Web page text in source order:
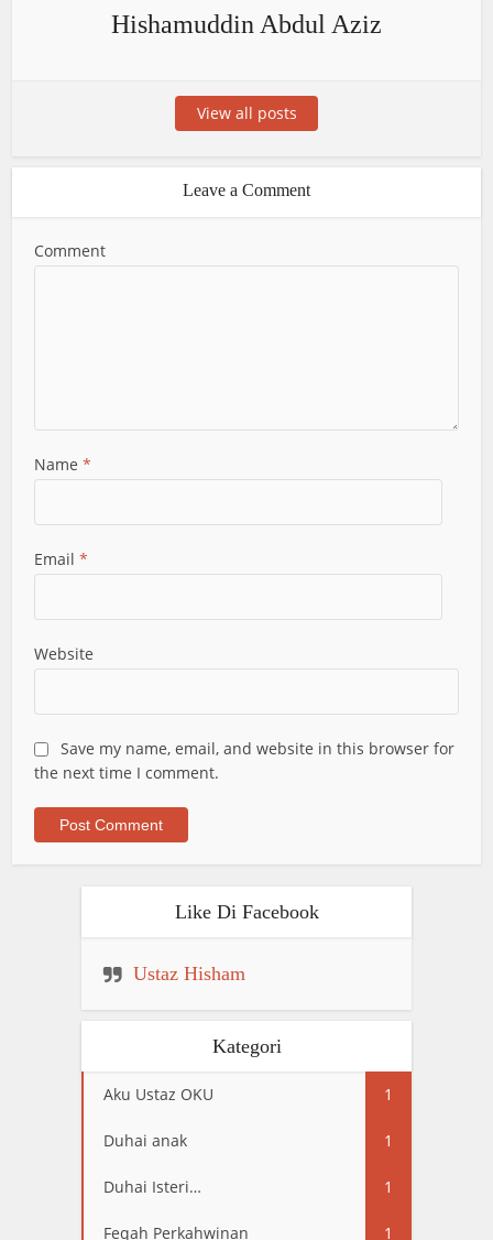
Hishamuddin Abdul Aziz
View all posts
Leave a Comment
Comment
Name*
Email*
Website
Save my name, email, and website in this browser for
the next time I comment.
Like Di Facebook
Ustaz Hisham
Kategori
Aku Ustaz OKU 1
Duhai anak 1
Duhai Isteri… 1
Feqah Perkahwinan 1